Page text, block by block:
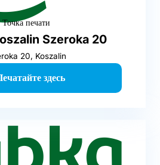
Точка печати
Szeroka 20
20, Koszalin
здесь